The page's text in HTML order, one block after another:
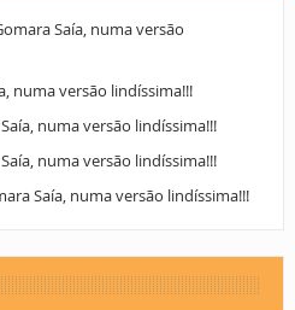
Saía, numa versão
numa versão lindíssima!!!
numa versão lindíssima!!!
numa versão lindíssima!!!
Saía, numa versão lindíssima!!!